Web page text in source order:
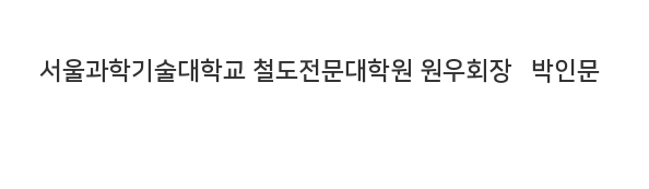
서울과학기술대학교 철도전문대학원 원우회장 박인문